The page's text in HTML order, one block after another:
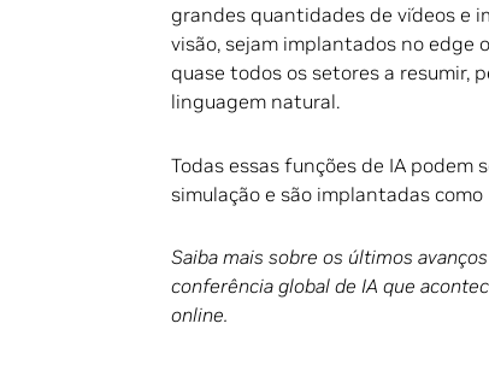
grandes quantidades de vídeos e
visão, sejam implantados no edge
quase todos os setores a resumir,
linguagem natural.
Todas essas funções de IA
simulação e são implantadas
Saiba mais sobre os últimos
conferência global de IA que
online.